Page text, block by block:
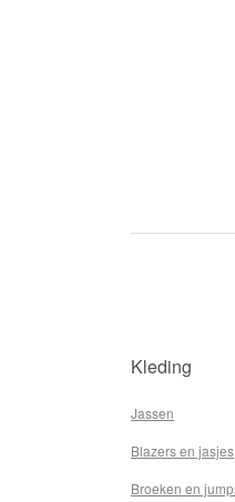
Kleding
Jassen
Blazers en jasjes
Broeken en